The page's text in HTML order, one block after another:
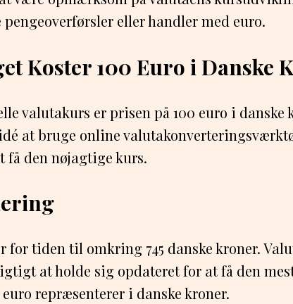
eller handler med euro.
Koster 100 Euro i Danske
valutakurs er prisen på 100 euro i danske
at bruge online
få den nøjagtige kurs.
for tiden til omkring 745 danske kroner.
at holde sig opdateret for at få den
euro repræsenterer i danske kroner.